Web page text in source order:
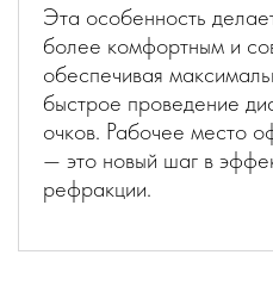
Эта особенность
более комфортным и
обеспечивая
быстрое проведение
очков. Рабочее место
— это новый шаг в
рефракции.